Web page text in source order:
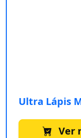
Ultra Lápis
Ver